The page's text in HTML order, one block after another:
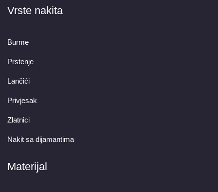
Vrste nakita
Burme
Prstenje
Lančići
Privjesak
Zlatnici
Nakit sa dijamantima
Materijal